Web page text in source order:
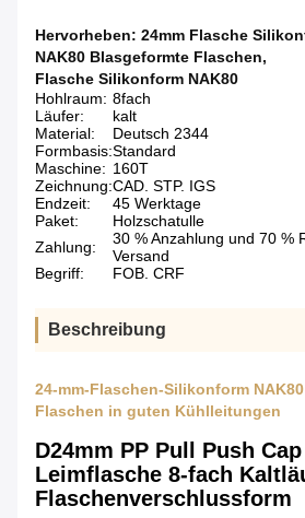
Hervorheben: 24mm Flasche
NAK80 Blasgeformte Flaschen,
Flasche Silikonform NAK80
Hohlraum: 8fach
Läufer:
kalt
Material:
Deutsch 2344
Formbasis:Standard
Maschine: 160T
Zeichnung:CAD. STP. IGS
Endzeit:
45 Werktage
Paket:
Holzschatulle
Zahlung:
30 % Anzahlung und 70 %
Versand
Begriff:
FOB. CRF
Beschreibung
24-mm-Flaschen-Silikonform
Flaschen in guten Kühlleitungen
D24mm PP Pull Push
Leimflasche 8-fach
Flaschenverschlussform